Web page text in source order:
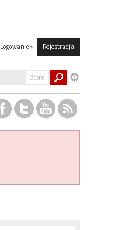
Logowanie » Rejestracja
Store